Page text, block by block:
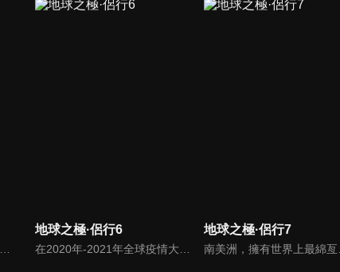
由環球探險家張昕宇、梁紅「侶行夫婦」攜手，前往最高、最寒冷、最炎熱、最神秘等「地球之極」，走遍地球極致之地，見證人類偉大生存。這一段極地之旅，用真實的鏡頭語言，去記錄和講述了極端環境下人類的生存故事，有的是故土難離，有的不停挑戰著生存極限，無一不閃爍著充滿智慧的生活之光。
地球之極·侶行6
在2020年-2021年全球疫情大背景下，侶行夫婦張昕宇梁紅跨越歐亞大陸，在俄羅斯及東歐各國，關照普通人生，發現點滴希望。在戰事隨時可能激化的烏克蘭東部、被戰爭摧殘30多年的阿塞拜疆納卡地區、大轟炸後依然飽受折磨的塞爾維亞，張昕宇梁紅記錄下人們，在戰爭中追尋光明的故事。
地球之極·侶行7
南美洲，擁有世界